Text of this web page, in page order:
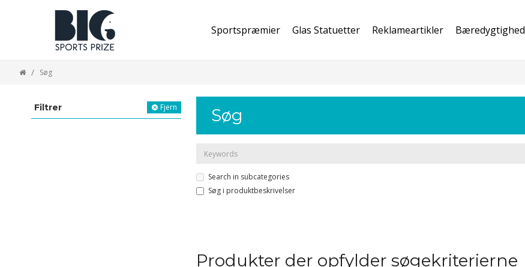
Sportspræmier Glas Statuetter Reklameartikler Bæredygtighed
Søg
Filtrer Fjern Søg
Search in subcategories
Søg i produktbeskrivelser
Produkter der opfylder søgekriterierne